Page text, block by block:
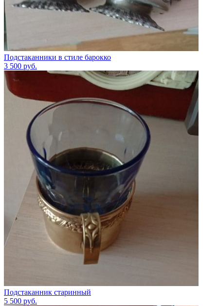
Подстаканники в стиле барокко
3 500 руб.
Подстаканник старинный
5 500 руб.